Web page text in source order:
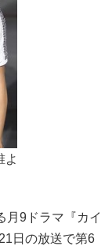
よ
月9ドラマ『カイ
日の放送で第6